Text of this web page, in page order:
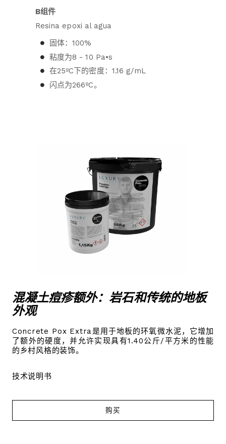
B组件
Resina epoxi al agua
固体：100%
粘度为8 - 10 Pa•s
在25ºC下的密度：1.16 g/mL
闪点为266ºC。
混凝土痘疹额外：岩石和传统的地板
外观
Concrete Pox Extra是用于地板的环氧微水泥，它增加
了额外的硬度，并允许实现具有1.40公斤/平方米的性能
的乡村风格的装饰。
技术说明书
购买